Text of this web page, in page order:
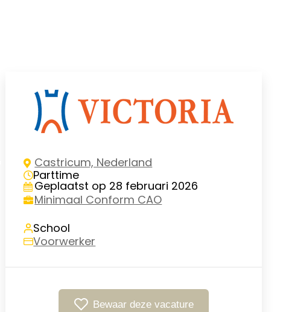
Castricum, Nederland
Parttime
Geplaatst op 28 februari 2026
Minimaal Conform CAO
School
Voorwerker
Bewaar deze vacature